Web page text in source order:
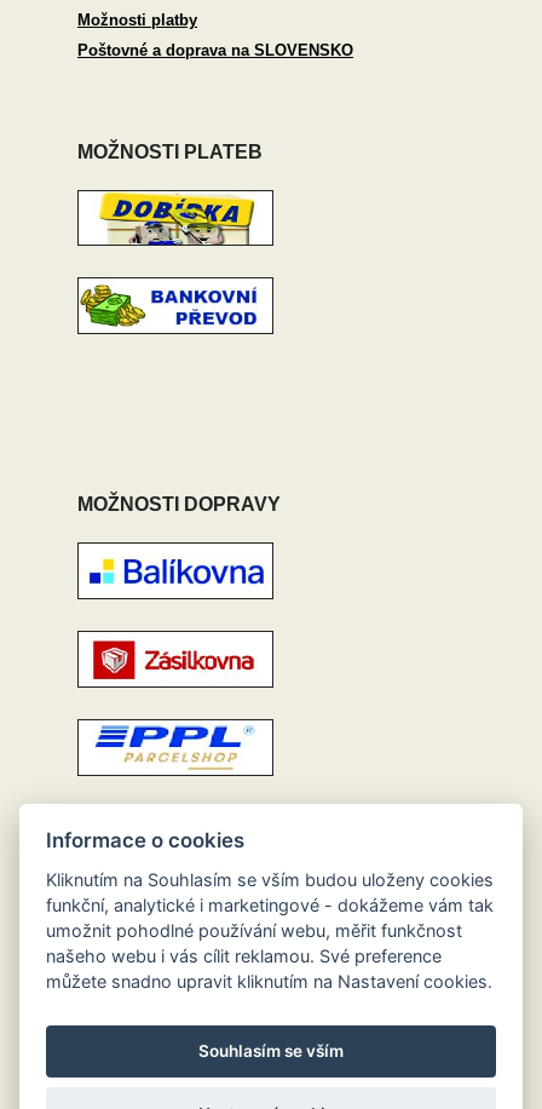
Možnosti platby
Poštovné a doprava na SLOVENSKO
MOŽNOSTI PLATEB
MOŽNOSTI DOPRAVY
Informace o cookies
Kliknutím na Souhlasím se vším budou uloženy cookies
funkční, analytické i marketingové - dokážeme vám tak
umožnit pohodlné používání webu, měřit funkčnost
našeho webu i vás cílit reklamou. Své preference
můžete snadno upravit kliknutím na Nastavení cookies.
Souhlasím se vším